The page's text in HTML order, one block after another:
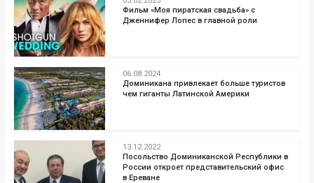
Фильм «Моя пиратская свадьба» c
Дженнифер Лопес в главной роли
06.08.2024
Доминикана привлекает больше туристов
чем гиганты Латинской Америки
13.12.2022
Посольство Доминиканской Республики в
России откроет представительский офис
в Ереване